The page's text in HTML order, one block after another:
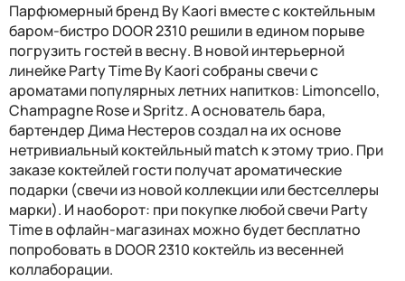
Парфюмерный брендBy Kaori вместе с коктейльным
баром-бистро DOOR2310 решили в едином порыве
погрузить гостей в весну. В новой интерьерной
линейкеParty Time By Kaoriсобраны свечи с
ароматами популярных летних напитков: Limoncello,
Champagne RoseиSpritz. А основатель бара,
бартендер Дима Нестеров создал на их основе
нетривиальный коктейльныйmatch к этому трио. При
заказе коктейлей гости получат ароматические
подарки (свечи из новой коллекции или бестселлеры
марки). И наоборот: при покупке любой свечиParty
Timeв офлайн-магазинах можно будет бесплатно
попробовать вDOOR2310 коктейль из весенней
коллаборации.